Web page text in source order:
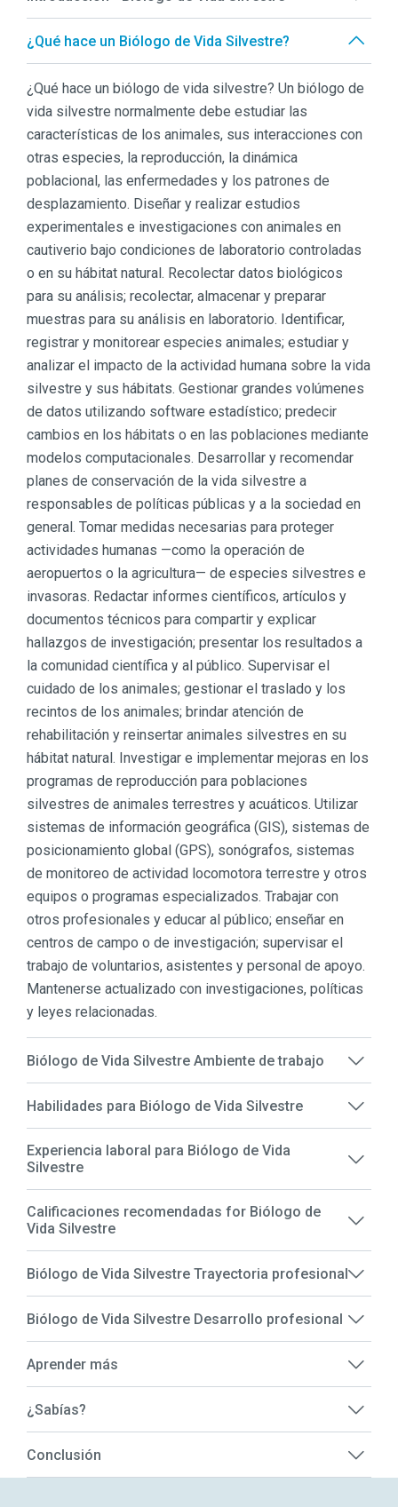
¿Qué hace un Biólogo de Vida Silvestre?
¿Qué hace un biólogo de vida silvestre? Un biólogo de
vida silvestre normalmente debe estudiar las
características de los animales, sus interacciones con
otras especies, la reproducción, la dinámica
poblacional, las enfermedades y los patrones de
desplazamiento. Diseñar y realizar estudios
experimentales e investigaciones con animales en
cautiverio bajo condiciones de laboratorio controladas
o en su hábitat natural. Recolectar datos biológicos
para su análisis; recolectar, almacenar y preparar
muestras para su análisis en laboratorio. Identificar,
registrar y monitorear especies animales; estudiar y
analizar el impacto de la actividad humana sobre la vida
silvestre y sus hábitats. Gestionar grandes volúmenes
de datos utilizando software estadístico; predecir
cambios en los hábitats o en las poblaciones mediante
modelos computacionales. Desarrollar y recomendar
planes de conservación de la vida silvestre a
responsables de políticas públicas y a la sociedad en
general. Tomar medidas necesarias para proteger
actividades humanas —como la operación de
aeropuertos o la agricultura— de especies silvestres e
invasoras. Redactar informes científicos, artículos y
documentos técnicos para compartir y explicar
hallazgos de investigación; presentar los resultados a
la comunidad científica y al público. Supervisar el
cuidado de los animales; gestionar el traslado y los
recintos de los animales; brindar atención de
rehabilitación y reinsertar animales silvestres en su
hábitat natural. Investigar e implementar mejoras en los
programas de reproducción para poblaciones
silvestres de animales terrestres y acuáticos. Utilizar
sistemas de información geográfica (GIS), sistemas de
posicionamiento global (GPS), sonógrafos, sistemas
de monitoreo de actividad locomotora terrestre y otros
equipos o programas especializados. Trabajar con
otros profesionales y educar al público; enseñar en
centros de campo o de investigación; supervisar el
trabajo de voluntarios, asistentes y personal de apoyo.
Mantenerse actualizado con investigaciones, políticas
y leyes relacionadas.
Biólogo de Vida Silvestre Ambiente de trabajo
Habilidades para Biólogo de Vida Silvestre
Experiencia laboral para Biólogo de Vida
Silvestre
Calificaciones recomendadas for Biólogo de
Vida Silvestre
Biólogo de Vida Silvestre Trayectoria profesional
Biólogo de Vida Silvestre Desarrollo profesional
Aprender más
¿Sabías?
Conclusión